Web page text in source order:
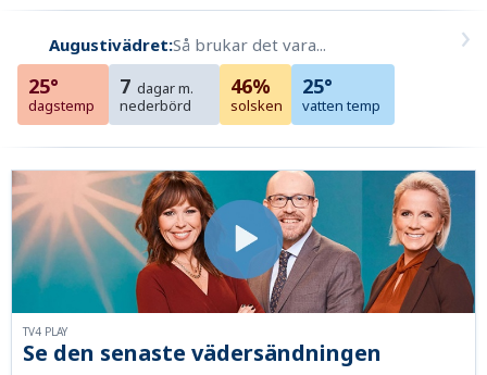
Augustivädret:Så brukar det vara...
25°
dagstemp
7 dagar m.
nederbörd
46%
solsken
25°
vatten temp
Se den senaste vädersändningen
TV4 PLAY